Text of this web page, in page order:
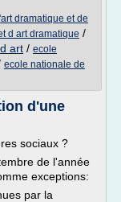
dramatique et de
d art dramatique /
art / ecole
ecole nationale de
d'une
sociaux ?
de l'année
exceptions:
par la